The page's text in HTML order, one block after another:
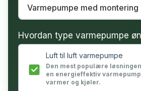
Hvordan type varmepumpe
Luft til luft varmepumpe
Den mest populære
en energieffektiv
varmer og kjøler.